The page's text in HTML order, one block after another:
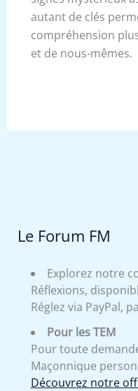
autant de clés
compréhension
et de nous-mêmes.
Le Forum FM
Explorez notre
Réflexions,
Réglez via PayPal,
Pour les TEM
Pour toute
Maçonnique
Découvrez notre